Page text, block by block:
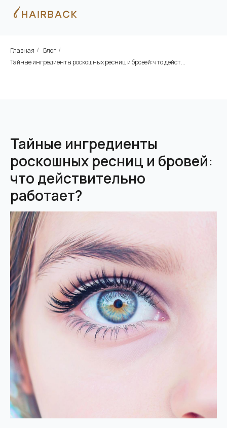
Главная / Блог /
Тайные ингредиенты роскошных ресниц и бровей: что дейст...
Тайные ингредиенты
роскошных ресниц и бровей:
что действительно
работает?